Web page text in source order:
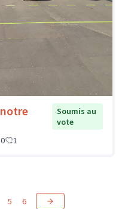
Soumis au
vote
0 1
5 6